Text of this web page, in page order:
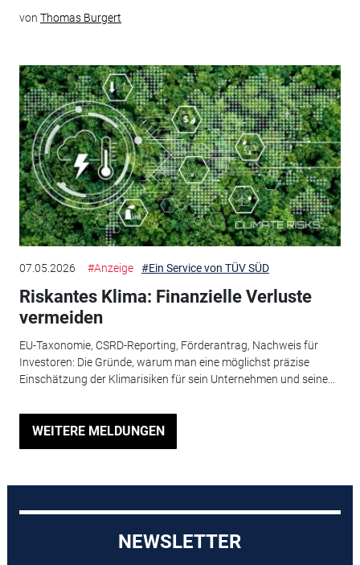
von Thomas Burgert
07.05.2026 #Anzeige #Ein Service von TÜV SÜD
Riskantes Klima: Finanzielle Verluste
vermeiden
EU-Taxonomie, CSRD-Reporting, Förderantrag, Nachweis für
Investoren: Die Gründe, warum man eine möglichst präzise
Einschätzung der Klimarisiken für sein Unternehmen und seine...
WEITERE MELDUNGEN
NEWSLETTER